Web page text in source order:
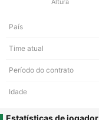
Altura
País
Time atual
Período do contrato
Idade
Estatísticas de jogador